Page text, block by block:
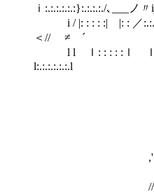
ｉ:.:.:.:.:.:}:.:.:.:./､___ノ〃
i / |: : : : :| |: : ／
＜// ≠ゞ´
l l ｌ: : : : :ｌ ｌ
l:.:.:.:.:.:.l
/:ヽ /:
,': : ＞イ
ｊ:／
///////